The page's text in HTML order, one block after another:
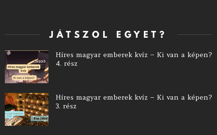
JÁTSZOL EGYET?
Híres magyar emberek kvíz – Ki van a képen?
4. rész
Híres magyar emberek kvíz – Ki van a képen?
3. rész